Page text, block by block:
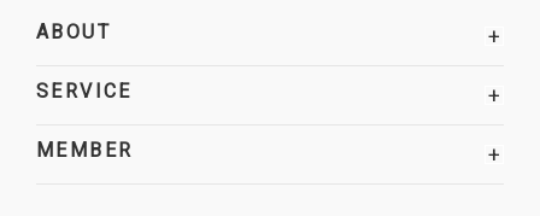
ABOUT +
SERVICE +
MEMBER +